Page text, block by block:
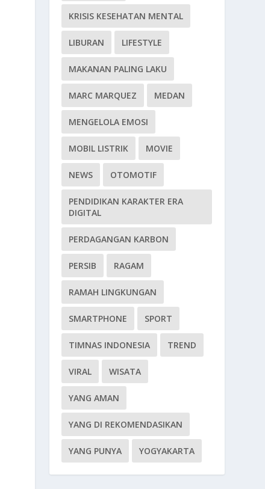
KRISIS KESEHATAN MENTAL
LIBURAN LIFESTYLE
MAKANAN PALING LAKU
MARC MARQUEZ MEDAN
MENGELOLA EMOSI
MOBIL LISTRIK MOVIE
NEWS OTOMOTIF
PENDIDIKAN KARAKTER ERA
DIGITAL
PERDAGANGAN KARBON
PERSIB RAGAM
RAMAH LINGKUNGAN
SMARTPHONE SPORT
TIMNAS INDONESIA TREND
VIRAL WISATA
YANG AMAN
YANG DI REKOMENDASIKAN
YANG PUNYA YOGYAKARTA